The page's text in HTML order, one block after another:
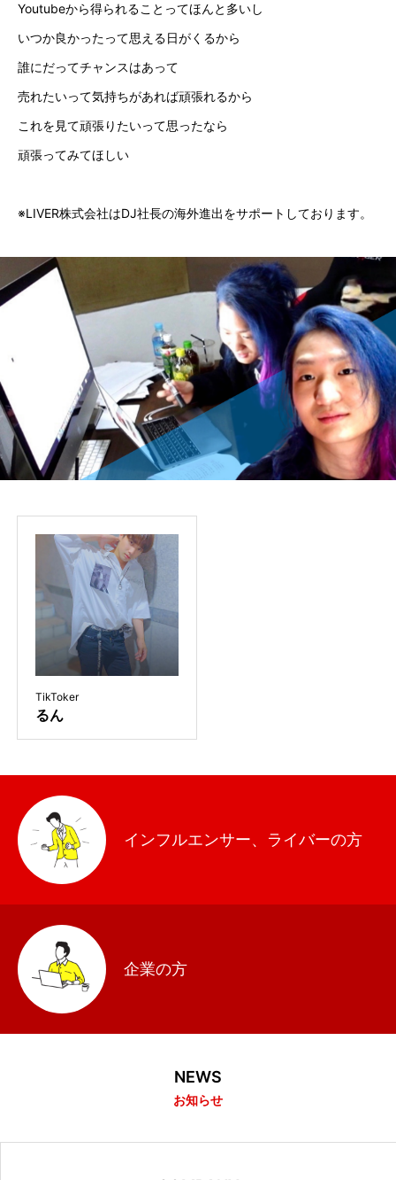
お知らせ
COMPANY 企業概要
CONTACT お問い合わせ
Youtubeから得られることってほんと多いし
いつか良かったって思える日がくるから
誰にだってチャンスはあって
売れたいって気持ちがあれば頑張れるから
これを見て頑張りたいって思ったなら
頑張ってみてほしい
※LIVER株式会社はDJ社長の海外進出をサポートしております。
TikToker
るん
インフルエンサー、ライバーの方
企業の方
NEWS
お知らせ